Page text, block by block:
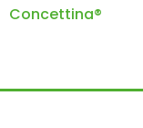
Concettina®